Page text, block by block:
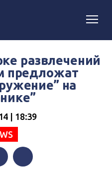
развлечений
предложат
на
| 18:39